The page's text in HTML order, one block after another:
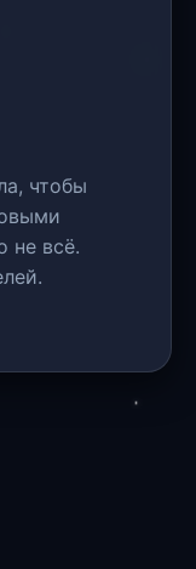
чтобы
не всё.